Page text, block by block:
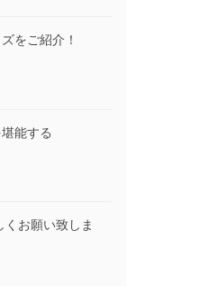
をご紹介！
能する
お願い致しま